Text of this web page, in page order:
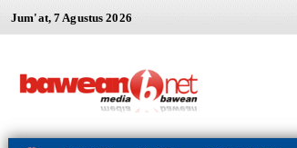
Jum'at, 7 Agustus 2026